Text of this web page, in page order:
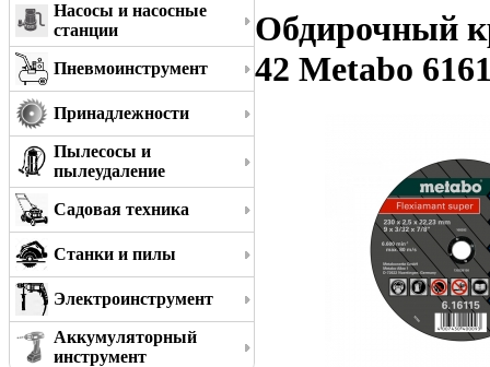
Насосы и насосные
станции
Пневмоинструмент
Принадлежности
Пылесосы и
пылеудаление
Садовая техника
Станки и пилы
Электроинструмент
Аккумуляторный
инструмент
Обдирочный
42 Metabo